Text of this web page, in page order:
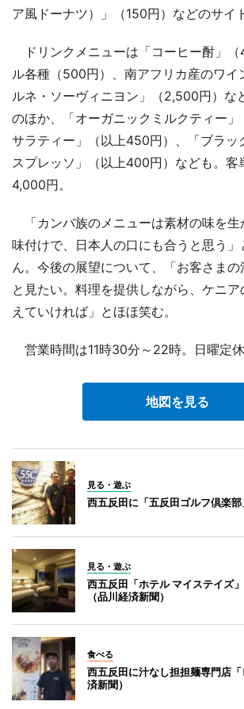
ア風ドーナツ）」（150円）などのサイ
ドリンクメニューは「コーヒー酎」
ル各種（500円）、南アフリカ産のワイ
ルネ・ソーヴィニヨン」（2,500円）な
のほか、「オーガニックミルクティー
サラティー」（以上450円）、「ブラッ
スプレッソ」（以上400円）なども。客
4,000円。
「カンバ族のメニューは素材の味を生
味付けで、日本人の口にも合うと思う」
ん。今後の展望について、「お客さま
と見たい。料理を提供しながら、ケニ
えていければ」とほほ笑む。
営業時間は11時30分～22時。日曜定休
地図を見る
見る・遊ぶ
西五反田に「五反田ゴルフ倶楽部
見る・遊ぶ
西五反田「ホテル マイステイズ
（品川経済新聞）
食べる
西五反田に汁なし担担麺専門店
済新聞）